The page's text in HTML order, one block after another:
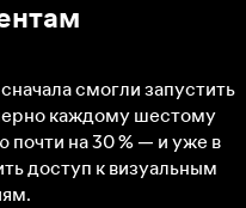
смогли запустить
каждому шестому
почти на 30 % — и уже в
доступ к визуальным